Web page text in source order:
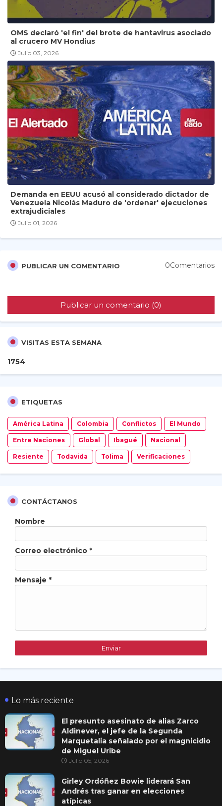
OMS declaró 'el fin' del brote de hantavirus asociado
al crucero MV Hondius
Julio 03, 2026
Demanda en EEUU acusó al considerado dictador de
Venezuela Nicolás Maduro de 'ordenar' ejecuciones
extrajudiciales
Julio 01, 2026
PUBLICAR UN COMENTARIO 0Comentarios
Publicar un comentario (0)
VISITAS ESTA SEMANA
1754
ETIQUETAS
América Latina Colombia Conflictos El Mundo
Entre Naciones Global Ibagué Nacional
Resiente Todavida Tolima Verificaciones
CONTÁCTANOS
Nombre
Correo electrónico *
Mensaje *
Lo más reciente
El presunto asesinato de alias Zarco
Aldinever, el jefe de la Segunda
Marquetalia señalado por el magnicidio
de Miguel Uribe
Julio 05, 2026
Girley Ordóñez Bowie liderará San
Andrés tras ganar en elecciones
atípicas